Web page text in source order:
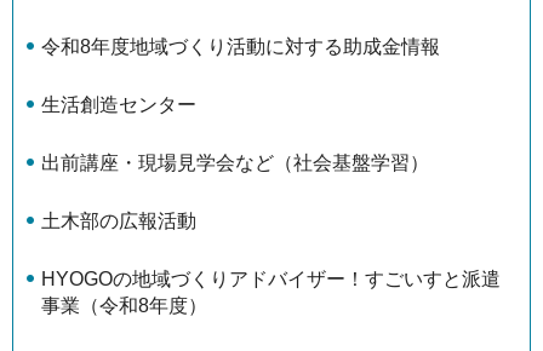
令和8年度地域づくり活動に対する助成金情報
生活創造センター
出前講座・現場見学会など（社会基盤学習）
土木部の広報活動
HYOGOの地域づくりアドバイザー！すごいすと派遣
事業（令和8年度）